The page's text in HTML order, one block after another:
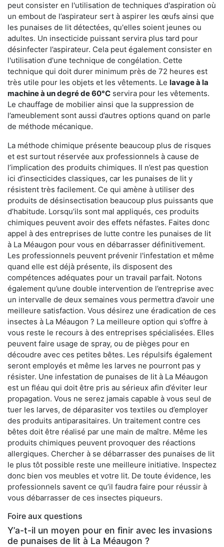
peut consister en l'utilisation de techniques d'aspiration où
un embout de l’aspirateur sert à aspirer les œufs ainsi que
les punaises de lit détectées, qu'elles soient jeunes ou
adultes. Un insecticide puissant servira plus tard pour
désinfecter l’aspirateur. Cela peut également consister en
l'utilisation d'une technique de congélation. Cette
technique qui doit durer minimum près de 72 heures est
très utile pour les objets et les vêtements. Le lavage à la
machine à un degré de 60°C servira pour les vêtements.
Le chauffage de mobilier ainsi que la suppression de
l’ameublement sont aussi d’autres options quand on parle
de méthode mécanique.
La méthode chimique présente beaucoup plus de risques
et est surtout réservée aux professionnels à cause de
l’implication des produits chimiques. Il n’est pas question
ici d’insecticides classiques, car les punaises de lit y
résistent très facilement. Ce qui amène à utiliser des
produits de désinsectisation beaucoup plus puissants que
d’habitude. Lorsqu’ils sont mal appliqués, ces produits
chimiques peuvent avoir des effets néfastes. Faites donc
appel à des entreprises de lutte contre les punaises de lit
à La Méaugon pour vous en débarrasser définitivement.
Les professionnels peuvent prévenir l'infestation et même
quand elle est déjà présente, ils disposent des
compétences adéquates pour un travail parfait. Notons
également qu’une double intervention de l’entreprise avec
un intervalle de deux semaines vous permettra d’avoir une
meilleure satisfaction. Vous désirez une éradication de ces
insectes à La Méaugon ? La meilleure option qui s’offre à
vous reste le recours à des entreprises spécialisées. Elles
peuvent faire usage de spray, ou de pièges pour en
découdre avec ces petites bêtes. Les répulsifs également
seront employés et même les larves ne pourront pas y
résister. Une infestation de punaises de lit à La Méaugon
est un fléau qui doit être pris au sérieux afin d’éviter leur
propagation. Vous ne serez jamais capable à vous seul de
tuer les larves, de déparasiter vos textiles ou d’employer
des produits antiparasitaires. Un traitement contre ces
bêtes doit être réalisé par une main de maître. Même les
produits chimiques peuvent provoquer des réactions
allergiques. Chercher à se débarrasser des punaises de lit
le plus tôt possible reste une meilleure initiative. Inspectez
donc bien vos meubles et votre lit. De toute évidence, les
professionnels savent ce qu’il faudra faire pour réussir à
vous débarrasser de ces insectes piqueurs.
Foire aux questions
Y’a-t-il un moyen pour en finir avec les invasions
de punaises de lit à La Méaugon ?